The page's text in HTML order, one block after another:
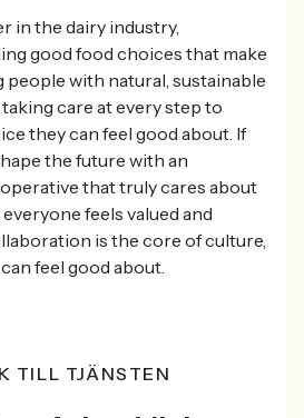
in the dairy industry,
good food choices that make
with natural, sustainable
care at every step to
they can feel good about. If
the future with an
that truly cares about
feels valued and
is the core of culture,
feel good about.
TILL TJÄNSTEN